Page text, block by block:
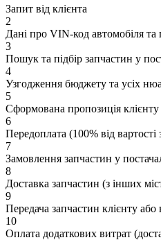
Запит від клієнта
2
Дані про VIN-код автомобіля та
3
Пошук та підбір запчастин у
4
Узгодження бюджету та усіх
5
Сформована пропозиція клієнту
6
Передоплата (100% від вартості
7
Замовлення запчастин у
8
Доставка запчастин (з інших
9
Передача запчастин клієнту
10
Оплата додаткових витрат